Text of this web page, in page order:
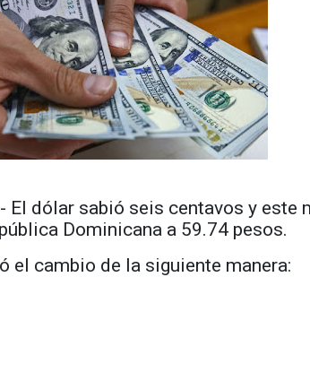
El dólar sabió seis centavos y este
Dominicana a 59.74 pesos.
el cambio de la siguiente manera: